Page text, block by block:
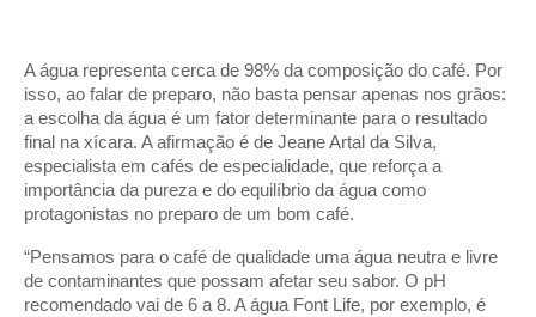
A água representa cerca de 98% da composição do café. Por
isso, ao falar de preparo, não basta pensar apenas nos grãos:
a escolha da água é um fator determinante para o resultado
final na xícara. A afirmação é de Jeane Artal da Silva,
especialista em cafés de especialidade, que reforça a
importância da pureza e do equilíbrio da água como
protagonistas no preparo de um bom café.
“Pensamos para o café de qualidade uma água neutra e livre
de contaminantes que possam afetar seu sabor. O pH
recomendado vai de 6 a 8. A água Font Life, por exemplo, é